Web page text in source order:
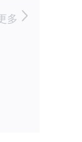
多